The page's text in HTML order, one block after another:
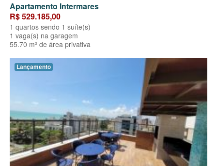
Apartamento Intermares
R$ 529.185,00
1 quartos sendo 1 suíte(s)
1 vaga(s) na garagem
55.70 m² de área privativa
Lançamento